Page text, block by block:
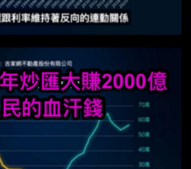
一堆都沒大學讀學歷不好
跟消費力屌打現在 -- 我們
習普及了 可